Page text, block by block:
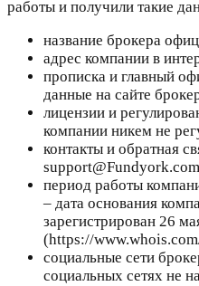
работы и получили такие
название брокера
адрес компании в
прописка и главный
данные на сайте
лицензии и
компании никем не
контакты и обратная
период работы
– дата основания
зарегистрирован 26
(https://
социальные сети
социальных сетях не